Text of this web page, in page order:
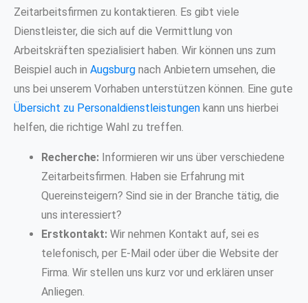
Zeitarbeitsfirmen zu kontaktieren. Es gibt viele
Dienstleister, die sich auf die Vermittlung von
Arbeitskräften spezialisiert haben. Wir können uns zum
Beispiel auch in Augsburg nach Anbietern umsehen, die
uns bei unserem Vorhaben unterstützen können. Eine gute
Übersicht zu Personaldienstleistungen kann uns hierbei
helfen, die richtige Wahl zu treffen.
Recherche: Informieren wir uns über verschiedene
Zeitarbeitsfirmen. Haben sie Erfahrung mit
Quereinsteigern? Sind sie in der Branche tätig, die
uns interessiert?
Erstkontakt: Wir nehmen Kontakt auf, sei es
telefonisch, per E-Mail oder über die Website der
Firma. Wir stellen uns kurz vor und erklären unser
Anliegen.